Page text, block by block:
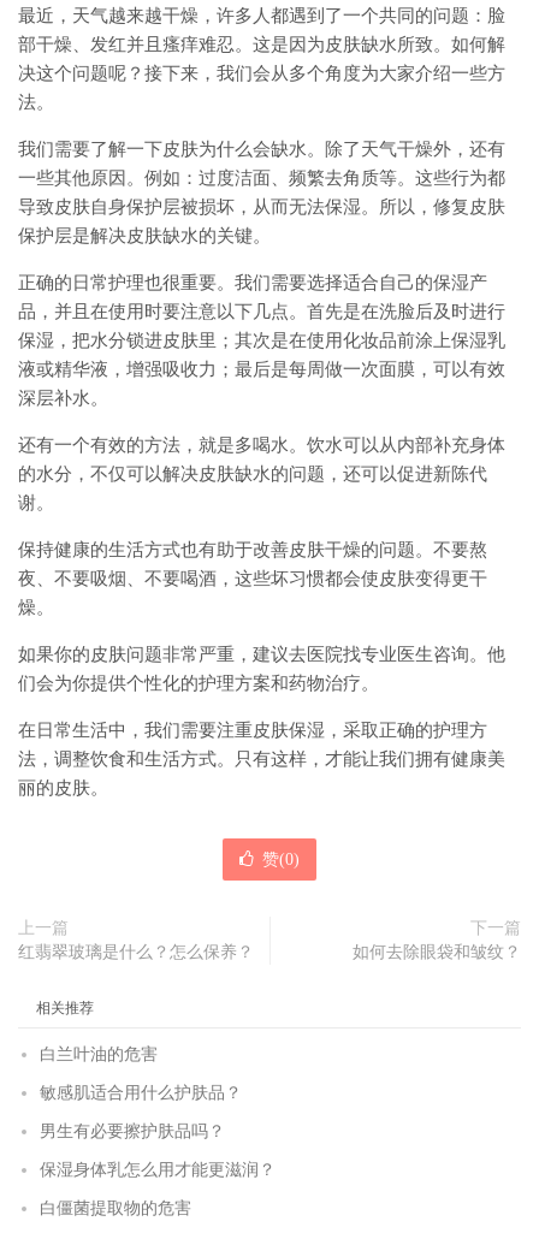
最近，天气越来越干燥，许多人都遇到了一个共同的问题：脸
部干燥、发红并且瘙痒难忍。这是因为皮肤缺水所致。如何解
决这个问题呢？接下来，我们会从多个角度为大家介绍一些方
法。
我们需要了解一下皮肤为什么会缺水。除了天气干燥外，还有
一些其他原因。例如：过度洁面、频繁去角质等。这些行为都
导致皮肤自身保护层被损坏，从而无法保湿。所以，修复皮肤
保护层是解决皮肤缺水的关键。
正确的日常护理也很重要。我们需要选择适合自己的保湿产
品，并且在使用时要注意以下几点。首先是在洗脸后及时进行
保湿，把水分锁进皮肤里；其次是在使用化妆品前涂上保湿乳
液或精华液，增强吸收力；最后是每周做一次面膜，可以有效
深层补水。
还有一个有效的方法，就是多喝水。饮水可以从内部补充身体
的水分，不仅可以解决皮肤缺水的问题，还可以促进新陈代
谢。
保持健康的生活方式也有助于改善皮肤干燥的问题。不要熬
夜、不要吸烟、不要喝酒，这些坏习惯都会使皮肤变得更干
燥。
如果你的皮肤问题非常严重，建议去医院找专业医生咨询。他
们会为你提供个性化的护理方案和药物治疗。
在日常生活中，我们需要注重皮肤保湿，采取正确的护理方
法，调整饮食和生活方式。只有这样，才能让我们拥有健康美
丽的皮肤。
赞(0)
上一篇
红翡翠玻璃是什么？怎么保养？
下一篇
如何去除眼袋和皱纹？
相关推荐
白兰叶油的危害
敏感肌适合用什么护肤品？
男生有必要擦护肤品吗？
保湿身体乳怎么用才能更滋润？
白僵菌提取物的危害